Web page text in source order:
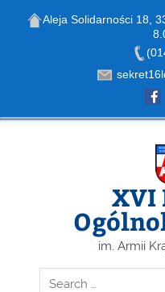
Aleja Solidarności 18,
Skip
XVI
im. Armii